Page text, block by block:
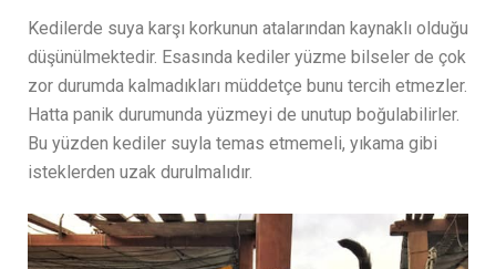
Kedilerde suya karşı korkunun atalarından kaynaklı olduğu
düşünülmektedir. Esasında kediler yüzme bilseler de çok
zor durumda kalmadıkları müddetçe bunu tercih etmezler.
Hatta panik durumunda yüzmeyi de unutup boğulabilirler.
Bu yüzden kediler suyla temas etmemeli, yıkama gibi
isteklerden uzak durulmalıdır.